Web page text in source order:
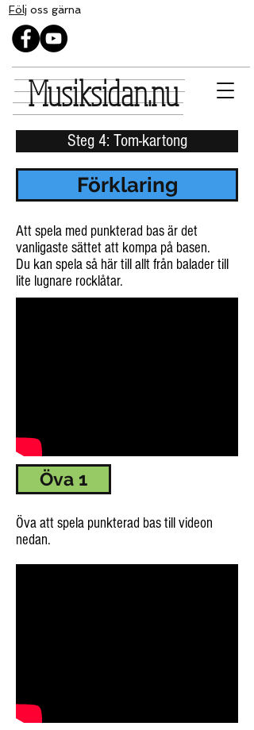
Följ oss gärna
Musiksidan.nu
Steg 4: Tom-kartong
Förklaring
Att spela med punkterad bas är det
vanligaste sättet att kompa på basen.
Du kan spela så här till allt från balader till
lite lugnare rocklåtar.
Öva 1
Öva att spela punkterad bas till videon
nedan.